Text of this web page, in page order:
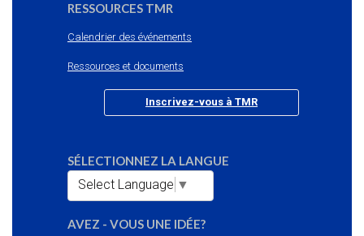
RESSOURCES TMR
Calendrier des événements
Ressources et documents
Inscrivez-vous à TMR
SÉLECTIONNEZ LA LANGUE
Select Language ▼
AVEZ - VOUS UNE IDÉE?